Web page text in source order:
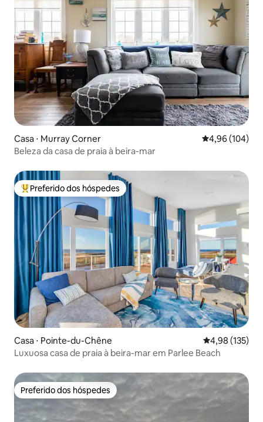
Casa ⋅ Murray Corner 4,96 de uma
4,96 (104)
Beleza da casa de praia à beira-mar
Entre os melhores preferidos dos hóspedes
Preferido dos hóspedes
Casa ⋅ Pointe-du-Chêne 4,98 de uma
4,98 (135)
Luxuosa casa de praia à beira-mar em Parlee Beach
Preferido dos hóspedes
Preferido dos hóspedes